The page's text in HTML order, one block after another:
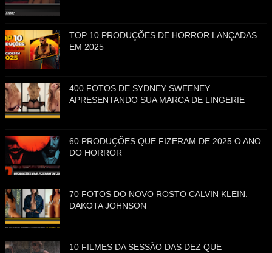
TOP 10 PRODUÇÕES DE HORROR LANÇADAS
EM 2025
400 FOTOS DE SYDNEY SWEENEY
APRESENTANDO SUA MARCA DE LINGERIE
60 PRODUÇÕES QUE FIZERAM DE 2025 O ANO
DO HORROR
70 FOTOS DO NOVO ROSTO CALVIN KLEIN:
DAKOTA JOHNSON
10 FILMES DA SESSÃO DAS DEZ QUE